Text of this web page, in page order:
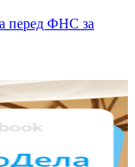
перед ФНС за